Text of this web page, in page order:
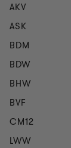
AKV
ASK
BDM
BDW
BHW
BVF
CM12
LWW